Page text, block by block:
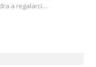
a regalarci…